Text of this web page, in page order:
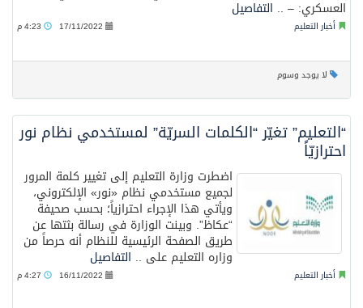
العسكري: – .. التفاصيل
أخبار التعليم 17/11/2022
لا يوجد وسوم
“التعليم” تغيّر “الكلمات السريّة” لمستخدمي نظام نور
احترازيّاً
اضطرت وزارة التعليم إلى تغيير كلمة المرور
لجميع مستخدمي نظام «نور» الإلكتروني،
ويأتي هذا الإجراء احترازياً؛ بحسب صحيفة
“عكاظ”. وبينت الوزارة في رسالة بثتها عن
طريق الصفحة الرئيسية للنظام أنه حرصاً من
وزاره التعليم على .. التفاصيل
أخبار التعليم 16/11/2022